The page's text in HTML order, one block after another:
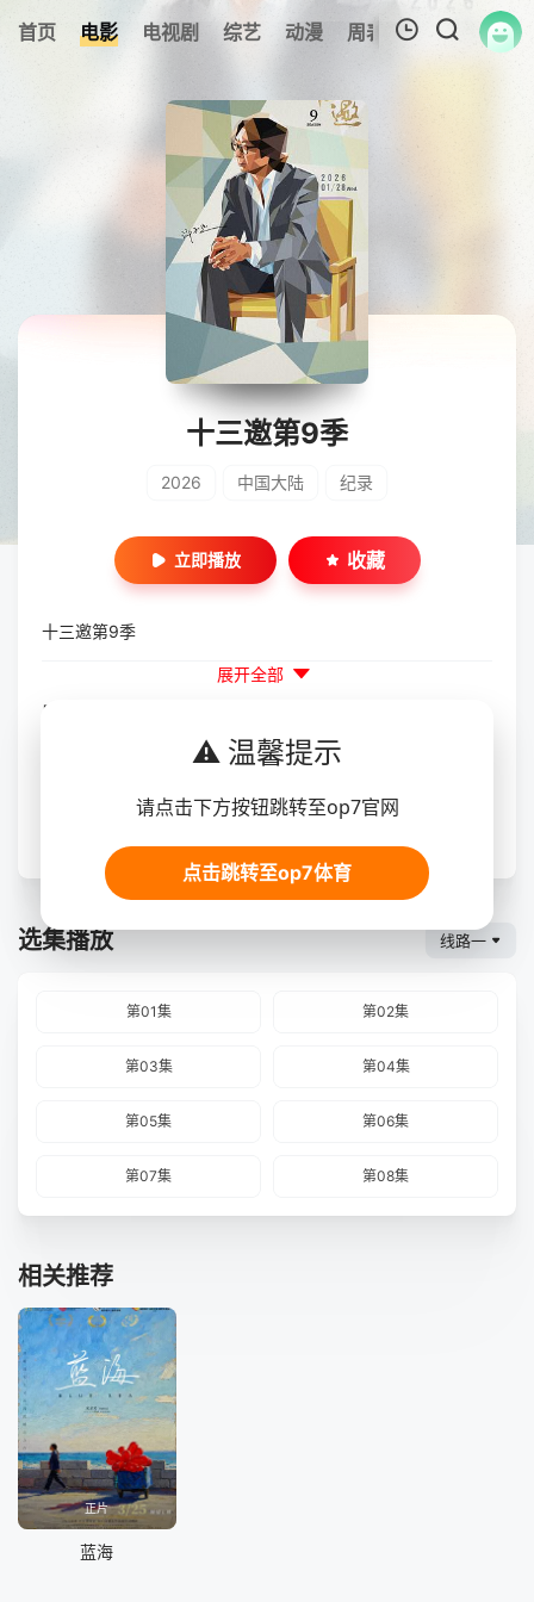
首页 电影 电视剧 综艺 动漫 周表 专题 更新
暂无观看影片的记录
十三邀第9季
2026 中国大陆 纪录
立即播放 收藏
十三邀第9季
展开全部
导演：
更新至第07集
选集播放 线路一
第01集 第02集
第03集 第04集
第05集 第06集
第07集 第08集
相关推荐
正片
蓝海
⚠️ 温馨提示
请点击下方按钮跳转至op7官网
点击跳转至op7体育